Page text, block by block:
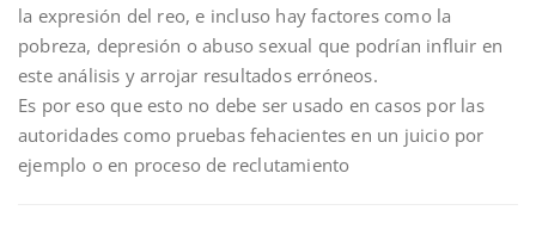
la expresión del reo, e incluso hay factores como la
pobreza, depresión o abuso sexual que podrían influir en
este análisis y arrojar resultados erróneos.
Es por eso que esto no debe ser usado en casos por las
autoridades como pruebas fehacientes en un juicio por
ejemplo o en proceso de reclutamiento